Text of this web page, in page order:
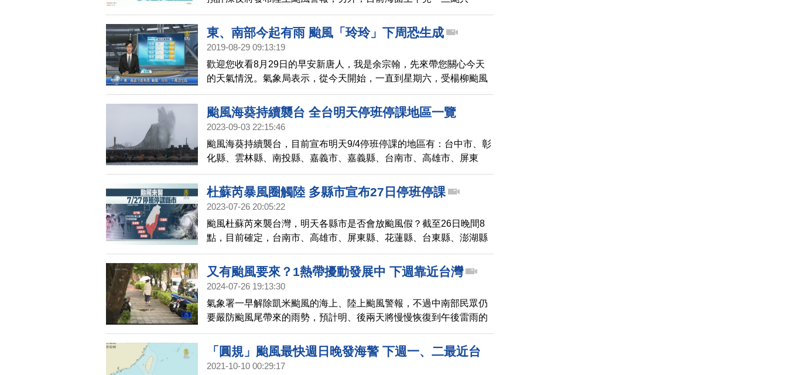
舞」，《台灣颱風論壇》表示，8號颱風范斯高，登陸南韓，但結構已
被破壞，急遽減弱；10號颱風柯羅莎將會不斷變強變胖，但預估將往
日本方向走；9號颱風利奇馬則是唯一對台灣有威脅的，將在周四、五
颱風影響最明顯的時段，10日颱風雖漸離開，但中南部仍須防範豪大
雨，請提前做好防颱準備。
東、南部今起有雨 颱風「玲玲」下周恐生成
2019-08-29 09:13:19
歡迎您收看8月29日的早安新唐人，我是余宗翰，先來帶您關心今天
的天氣情況。氣象局表示，從今天開始，一直到星期六，受楊柳颱風
外圍環流影響，東半部及南台灣，將出現短暫陣雨或雷雨，尤其週
五、週六水氣最多。另外，颱風「玲玲」可能會在下週生成，但是對
台灣的影響，還有待後續觀察。帶您一起來看到國際媒體重要訊息。
颱風海葵持續襲台 全台明天停班停課地區一覽
2023-09-03 22:15:46
颱風海葵持續襲台，目前宣布明天9/4停班停課的地區有：台中市、彰
化縣、雲林縣、南投縣、嘉義市、嘉義縣、台南市、高雄市、屏東
縣、花蓮縣、台東縣、澎湖縣、連江縣、金門縣。
杜蘇芮暴風圈觸陸 多縣市宣布27日停班停課
2023-07-26 20:05:22
颱風杜蘇芮來襲台灣，明天各縣市是否會放颱風假？截至26日晚間8
點，目前確定，台南市、高雄市、屏東縣、花蓮縣、台東縣、澎湖縣
27日停止上班、停止上課；金門縣27日上午正常上班上課，下午停班
停課。
又有颱風要來？1熱帶擾動發展中 下週靠近台灣
2024-07-26 19:13:30
氣象署一早解除凱米颱風的海上、陸上颱風警報，不過中南部民眾仍
要嚴防颱風尾帶來的雨勢，預計明、後兩天將慢慢恢復到午後雷雨的
天氣型態，但天氣仍然不太穩定。只是凱米前腳剛走，菲律賓東方海
面上，又有一個熱帶系統、不排除短時間內就會生成台灣，預計下週
一、二最靠近台灣。
「圓規」颱風最快週日晚發海警 下週一、二最近台
2021-10-10 00:29:17